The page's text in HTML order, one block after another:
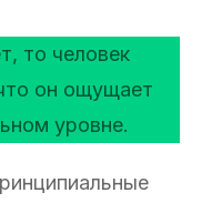
то человек
он ощущает
уровне.